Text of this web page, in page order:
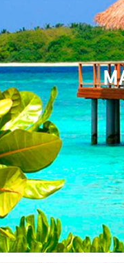
Найти